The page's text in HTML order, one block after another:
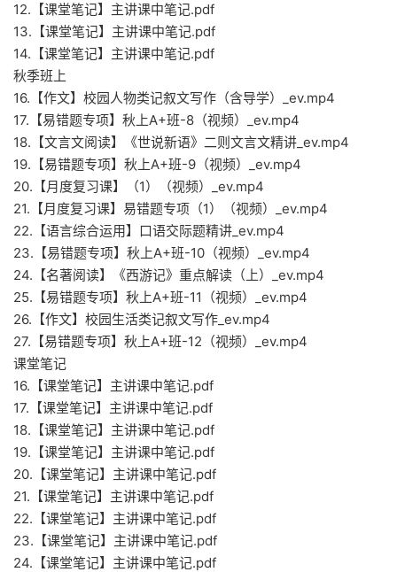
12.【课堂笔记】主讲课中笔记.pdf
13.【课堂笔记】主讲课中笔记.pdf
14.【课堂笔记】主讲课中笔记.pdf
秋季班上
16.【作文】校园人物类记叙文写作（含导学）_ev.mp4
17.【易错题专项】秋上A+班-8（视频）_ev.mp4
18.【文言文阅读】《世说新语》二则文言文精讲_ev.mp4
19.【易错题专项】秋上A+班-9（视频）_ev.mp4
20.【月度复习课】（1）（视频）_ev.mp4
21.【月度复习课】易错题专项（1）（视频）_ev.mp4
22.【语言综合运用】口语交际题精讲_ev.mp4
23.【易错题专项】秋上A+班-10（视频）_ev.mp4
24.【名著阅读】《西游记》重点解读（上）_ev.mp4
25.【易错题专项】秋上A+班-11（视频）_ev.mp4
26.【作文】校园生活类记叙文写作_ev.mp4
27.【易错题专项】秋上A+班-12（视频）_ev.mp4
课堂笔记
16.【课堂笔记】主讲课中笔记.pdf
17.【课堂笔记】主讲课中笔记.pdf
18.【课堂笔记】主讲课中笔记.pdf
19.【课堂笔记】主讲课中笔记.pdf
20.【课堂笔记】主讲课中笔记.pdf
21.【课堂笔记】主讲课中笔记.pdf
22.【课堂笔记】主讲课中笔记.pdf
23.【课堂笔记】主讲课中笔记.pdf
24.【课堂笔记】主讲课中笔记.pdf